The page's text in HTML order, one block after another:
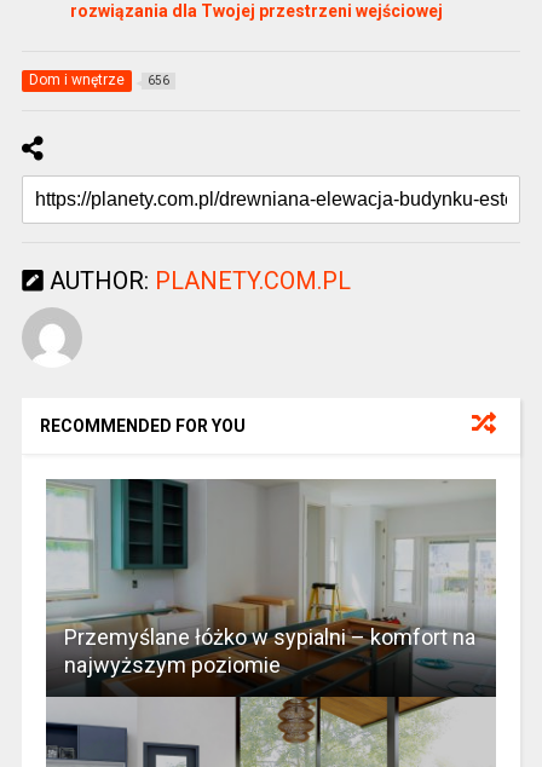
rozwiązania dla Twojej przestrzeni wejściowej
Dom i wnętrze 656
AUTHOR: PLANETY.COM.PL
RECOMMENDED FOR YOU
Przemyślane łóżko w sypialni – komfort na
najwyższym poziomie